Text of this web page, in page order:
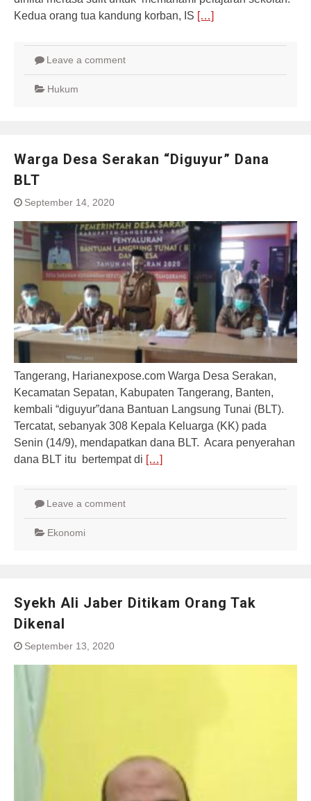
Kedua orang tua kandung korban, IS […]
Leave a comment
Hukum
Warga Desa Serakan “Diguyur” Dana
BLT
September 14, 2020
Tangerang, Harianexpose.com Warga Desa Serakan,
Kecamatan Sepatan, Kabupaten Tangerang, Banten,
kembali “diguyur”dana Bantuan Langsung Tunai (BLT).
Tercatat, sebanyak 308 Kepala Keluarga (KK) pada
Senin (14/9), mendapatkan dana BLT. Acara penyerahan
dana BLT itu bertempat di […]
Leave a comment
Ekonomi
Syekh Ali Jaber Ditikam Orang Tak
Dikenal
September 13, 2020